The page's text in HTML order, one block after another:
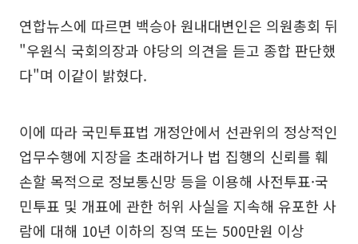
연합뉴스에 따르면 백승아 원내대변인은 의원총회 뒤
"우원식 국회의장과 야당의 의견을 듣고 종합 판단했
다"며 이같이 밝혔다.
이에 따라 국민투표법 개정안에서 선관위의 정상적인
업무수행에 지장을 초래하거나 법 집행의 신뢰를 훼
손할 목적으로 정보통신망 등을 이용해 사전투표·국
민투표 및 개표에 관한 허위 사실을 지속해 유포한 사
람에 대해 10년 이하의 징역 또는 500만원 이상